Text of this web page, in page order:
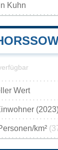
Kuhn
Wert
km²